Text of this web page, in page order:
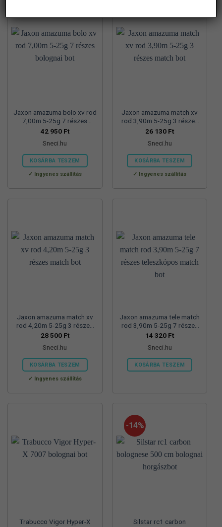
Jaxon amazuma bolo xv rod
7,00m 5-25g 7 részes
bolognai bot
42 950 Ft
Sneci.hu
KOSÁRBA TESZEM
Ingyenes szállítás
Jaxon amazuma match xv
rod 3,90m 5-25g 3 részes
match bot
26 130 Ft
Sneci.hu
KOSÁRBA TESZEM
Ingyenes szállítás
Jaxon amazuma match xv
rod 4,20m 5-25g 3 részes
match bot
28 500 Ft
Sneci.hu
KOSÁRBA TESZEM
Ingyenes szállítás
Jaxon amazuma tele match
rod 3,90m 5-25g 7 részes
teleszkópos match bot
14 320 Ft
Sneci.hu
KOSÁRBA TESZEM
Trabucco Vigor Hyper-X
-14%
Silstar rc1 carbon